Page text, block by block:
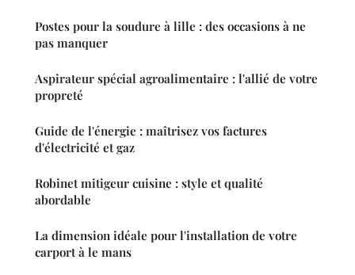
Postes pour la soudure à lille : des occasions à ne
pas manquer
Aspirateur spécial agroalimentaire : l'allié de votre
propreté
Guide de l'énergie : maîtrisez vos factures
d'électricité et gaz
Robinet mitigeur cuisine : style et qualité
abordable
La dimension idéale pour l'installation de votre
carport à le mans